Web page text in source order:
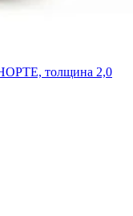
толщина 2,0